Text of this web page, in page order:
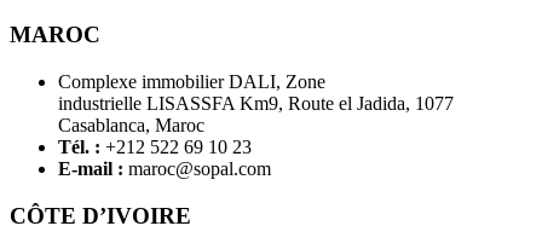
MAROC
Complexe immobilier DALI, Zone
industrielle LISASSFA Km9, Route el Jadida, 1077
Casablanca, Maroc
Tél. : +212 522 69 10 23
E-mail : maroc@sopal.com
CÔTE D’IVOIRE